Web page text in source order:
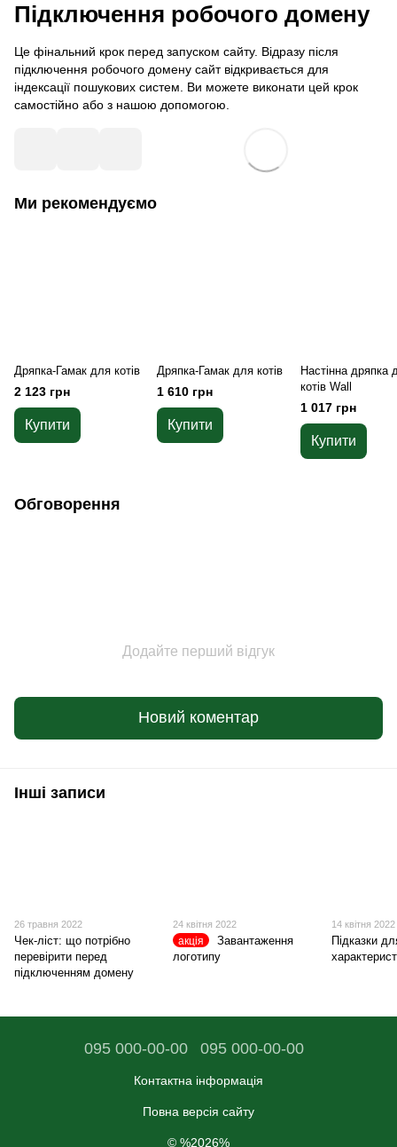
Підключення робочого домену
Це фінальний крок перед запуском сайту. Відразу після
підключення робочого домену сайт відкривається для
індексації пошукових систем. Ви можете виконати цей крок
самостійно або з нашою допомогою
Ми рекомендуємо
Дряпка-Гамак для котів
2 123 грн
Купити
Дряпка-Гамак для котів
1 610 грн
Купити
Настінна дряпка
котів Wall
1 017 грн
Купити
Обговорення
Додайте перший відгук
Новий коментар
Інші записи
26 травня 2022
Чек-ліст: що потрібно
перевірити перед
підключенням домену
24 квітня 2022
акція
Завантаження
логотипу
14 квітня 2022
Підказки
095 000-00-00 095 000-00-00
Контактна інформація
Повна версія сайту
© %2026%